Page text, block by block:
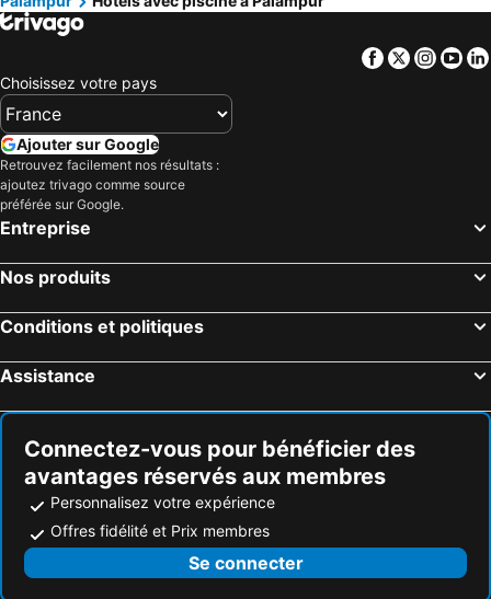
Facebook
Twitter
Choisissez votre pays
Ajouter sur Google
Retrouvez facilement nos résultats :
ajoutez trivago comme source
préférée sur Google.
Entreprise
Nos produits
Conditions et politiques
Assistance
Connectez-vous pour bénéficier des
avantages réservés aux membres
Personnalisez votre expérience
Offres fidélité et Prix membres
Se connecter